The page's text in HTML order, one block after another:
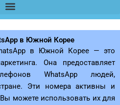
в Южной Корее
в Южной Корее — это
Она предоставляет
WhatsApp людей,
Эти номера активны и
можете использовать их для